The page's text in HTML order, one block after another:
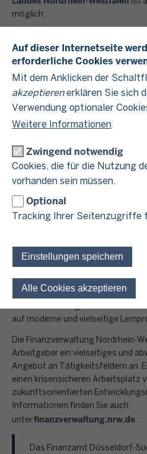
Auf dieser Internetseite
erforderliche Cookies
Mit dem Anklicken der
akzeptierenerklären Sie sich
Verwendung optionaler
Weitere Informationen
Zwingend notwendig
Cookies, die für die Nutzung
vorhanden sein müssen.
Optional
Tracking Ihrer
Einstellungen speichern
Alle Cookies akzeptieren
möglich:
duales Studium zur Diplom-
Finanzwirtin (FH)
Ausbildung zur Finanzwirtin/
Quereinsteigerin/
Die Tätigkeit in der
Aufstiegs- und individuelle
Dabei stehen im Hinblick auf die
Familie zahlreiche Möglichkeiten
und Arbeitszeitgestaltung zur
mobile Arbeit
großzügige Ausgestaltung der
Sonderurlaubsmöglichkeiten
Zudem gewährleistet die
Fortbildungsmöglichkeiten und
Gesundheitsprogramme. Darüber
auf moderne und vielseitige
Die Finanzverwaltung Nordrhein-
Arbeitgeber ein vielseitiges und
Angebot an Tätigkeitsfeldern an.
einen krisensicheren Arbeitsplatz
zukunftsorientierten
Informationen finden Sie auch
unterfinanzverwaltung.nrw.de
Das Finanzamt Düsseldorf-